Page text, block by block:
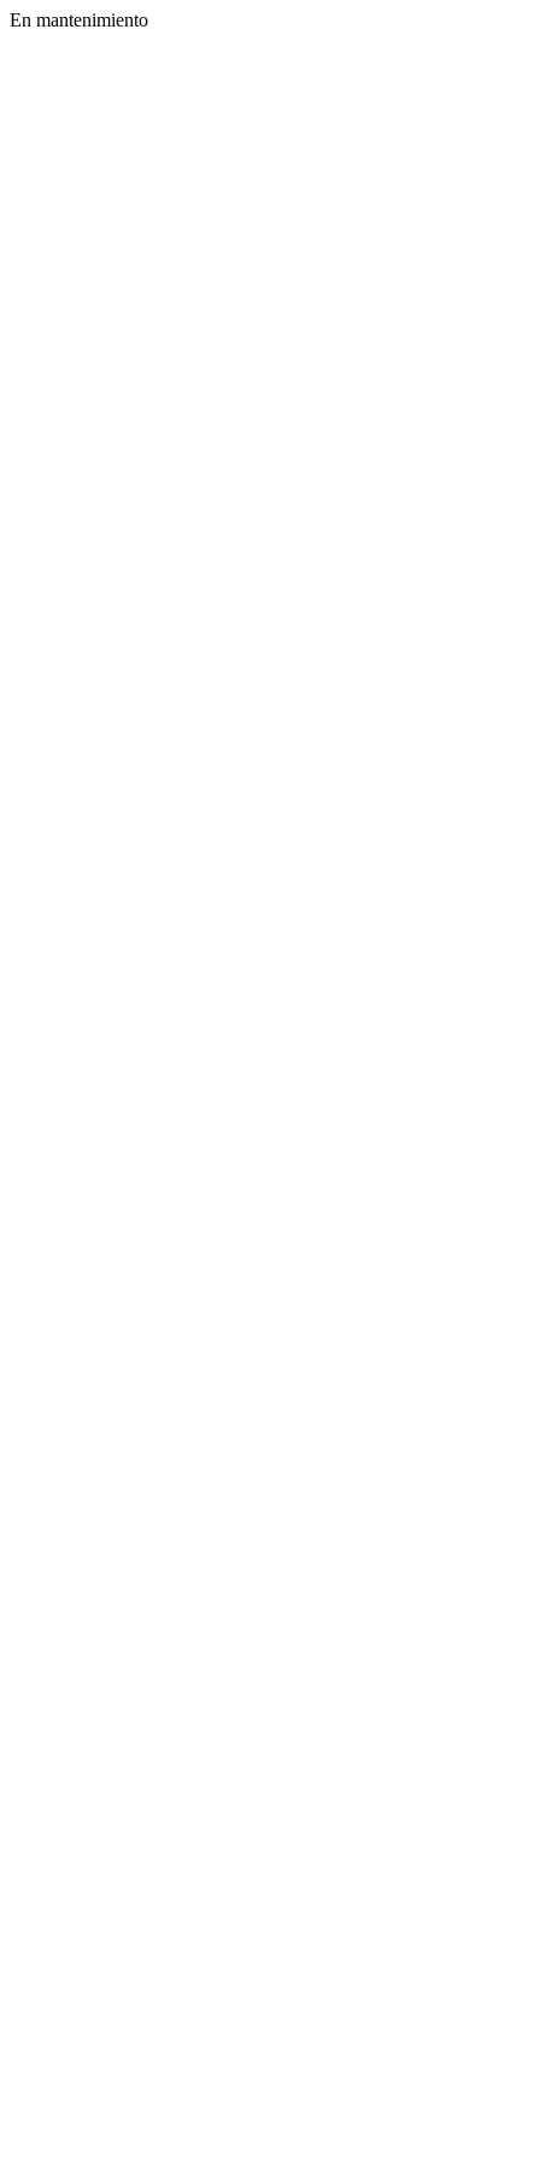
En mantenimiento